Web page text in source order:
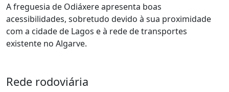
A freguesia de Odiáxere apresenta boas
acessibilidades, sobretudo devido à sua proximidade
com a cidade de Lagos e à rede de transportes
existente no Algarve.
Rede rodoviária